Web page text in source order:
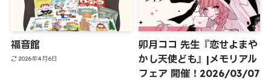
福音館
2026年4月6日
卯月ココ 先生『恋せよまや
かし天使ども』|メモリアル
フェア 開催！2026/03/07